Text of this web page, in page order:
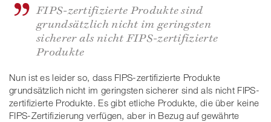
FIPS-zertifizierte Produkte sind
grundsätzlich nicht im geringsten
sicherer als nicht FIPS-zertifizierte
Produkte
Nun ist es leider so, dass FIPS-zertifizierte Produkte
grundsätzlich nicht im geringsten sicherer sind als nicht FIPS-
zertifizierte Produkte. Es gibt etliche Produkte, die über keine
FIPS-Zertifizierung verfügen, aber in Bezug auf gewährte